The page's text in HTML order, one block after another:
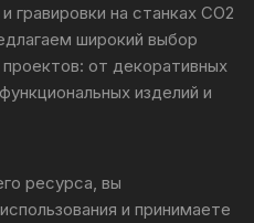
гравировки на станках CO2
широкий выбор
от декоративных
изделий и
ресурса, вы
и принимаете